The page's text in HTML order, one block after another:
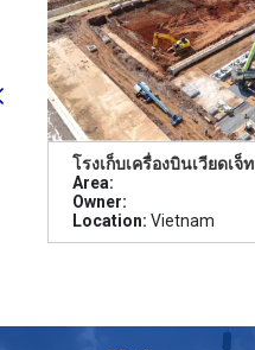
โรงเก็บเครื่องบินเวียดเจ็ท
Area:
Owner:
Location: Vietnam